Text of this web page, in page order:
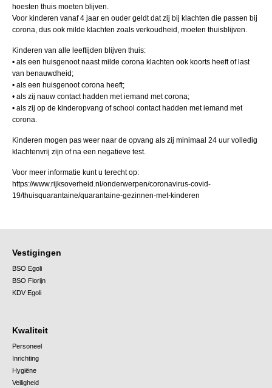
hoesten thuis moeten blijven.
Voor kinderen vanaf 4 jaar en ouder geldt dat zij bij klachten die passen bij
corona, dus ook milde klachten zoals verkoudheid, moeten thuisblijven.
Kinderen van alle leeftijden blijven thuis:
• als een huisgenoot naast milde corona klachten ook koorts heeft of last
van benauwdheid;
• als een huisgenoot corona heeft;
• als zij nauw contact hadden met iemand met corona;
• als zij op de kinderopvang of school contact hadden met iemand met
corona.
Kinderen mogen pas weer naar de opvang als zij minimaal 24 uur volledig
klachtenvrij zijn of na een negatieve test.
Voor meer informatie kunt u terecht op:
https://www.rijksoverheid.nl/onderwerpen/coronavirus-covid-
19/thuisquarantaine/quarantaine-gezinnen-met-kinderen
Vestigingen
BSO Egoli
BSO Florijn
KDV Egoli
Kwaliteit
Personeel
Inrichting
Hygiëne
Veiligheid